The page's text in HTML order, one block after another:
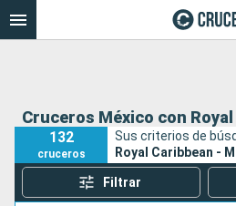
Cruceros México con
132
cruceros
Sus criterios de
Royal Caribbean -
Filtrar